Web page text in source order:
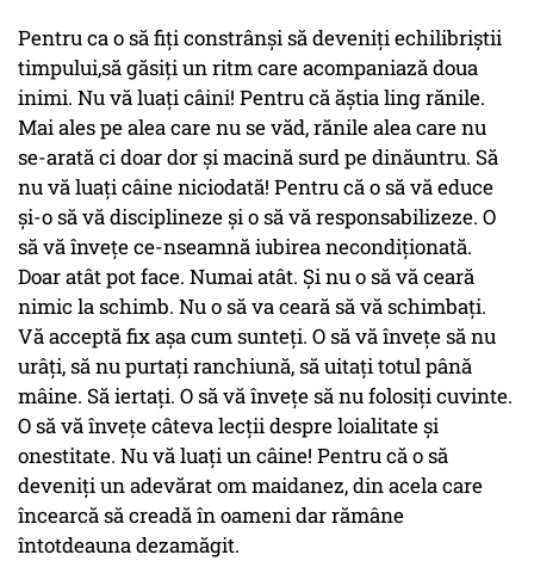
Pentru ca o să fiți constrânși să deveniți echilibriștii
timpului,să găsiți un ritm care acompaniază doua
inimi. Nu vă luați câini! Pentru că ăștia ling rănile.
Mai ales pe alea care nu se văd, rănile alea care nu
se-arată ci doar dor și macină surd pe dinăuntru. Să
nu vă luați câine niciodată! Pentru că o să vă educe
și-o să vă disciplineze și o să vă responsabilizeze. O
să vă învețe ce-nseamnă iubirea necondiționată.
Doar atât pot face. Numai atât. Și nu o să vă ceară
nimic la schimb. Nu o să va ceară să vă schimbați.
Vă acceptă fix așa cum sunteți. O să vă învețe să nu
urâți, să nu purtați ranchiună, să uitați totul până
mâine. Să iertați. O să vă învețe să nu folosiți cuvinte.
O să vă învețe câteva lecții despre loialitate și
onestitate. Nu vă luați un câine! Pentru că o să
deveniți un adevărat om maidanez, din acela care
încearcă să creadă în oameni dar rămâne
întotdeauna dezamăgit.